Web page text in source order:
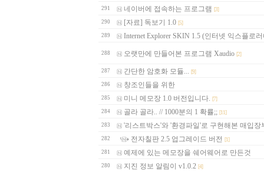
291 네이버에 접속하는 프로그램 [3]
290 [자료] 독보기 1.0 [5]
289 Internet Explorer SKIN 1.5 (인터넷 익스플로
288 오랫만에 만들어본 프로그램 Xaudio [2]
287 간단한 암호화 모듈... [9]
286 창조인들을 위한
285 미니 메모장 1.0 버전입니다. [7]
284 골라 골라.. // 1000분의 1 확률;; [11]
283 '리스트박스'와 '환경파일'로 구현해본 매입장
282 전자칠판 2.5 업그레이드 버전 [1]
281 예제에 있는 메모장을 쉐어웨어로 만든것
280 지진 정보 알림이 v1.0.2 [4]